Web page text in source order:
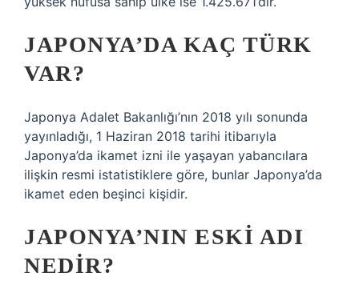
JAPONYA’DA KAÇ TÜRK
VAR?
Japonya Adalet Bakanlığı’nın 2018 yılı sonunda
yayınladığı, 1 Haziran 2018 tarihi itibarıyla
Japonya’da ikamet izni ile yaşayan yabancılara
ilişkin resmi istatistiklere göre, bunlar Japonya’da
ikamet eden beşinci kişidir.
JAPONYA’NIN ESKI ADI
NEDIR?